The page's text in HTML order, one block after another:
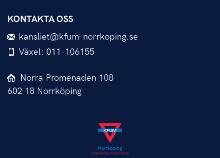
KONTAKTA OSS
kansliet@kfum-norrkoping.se
Växel: 011-106155
Norra Promenaden 108
602 18 Norrköping